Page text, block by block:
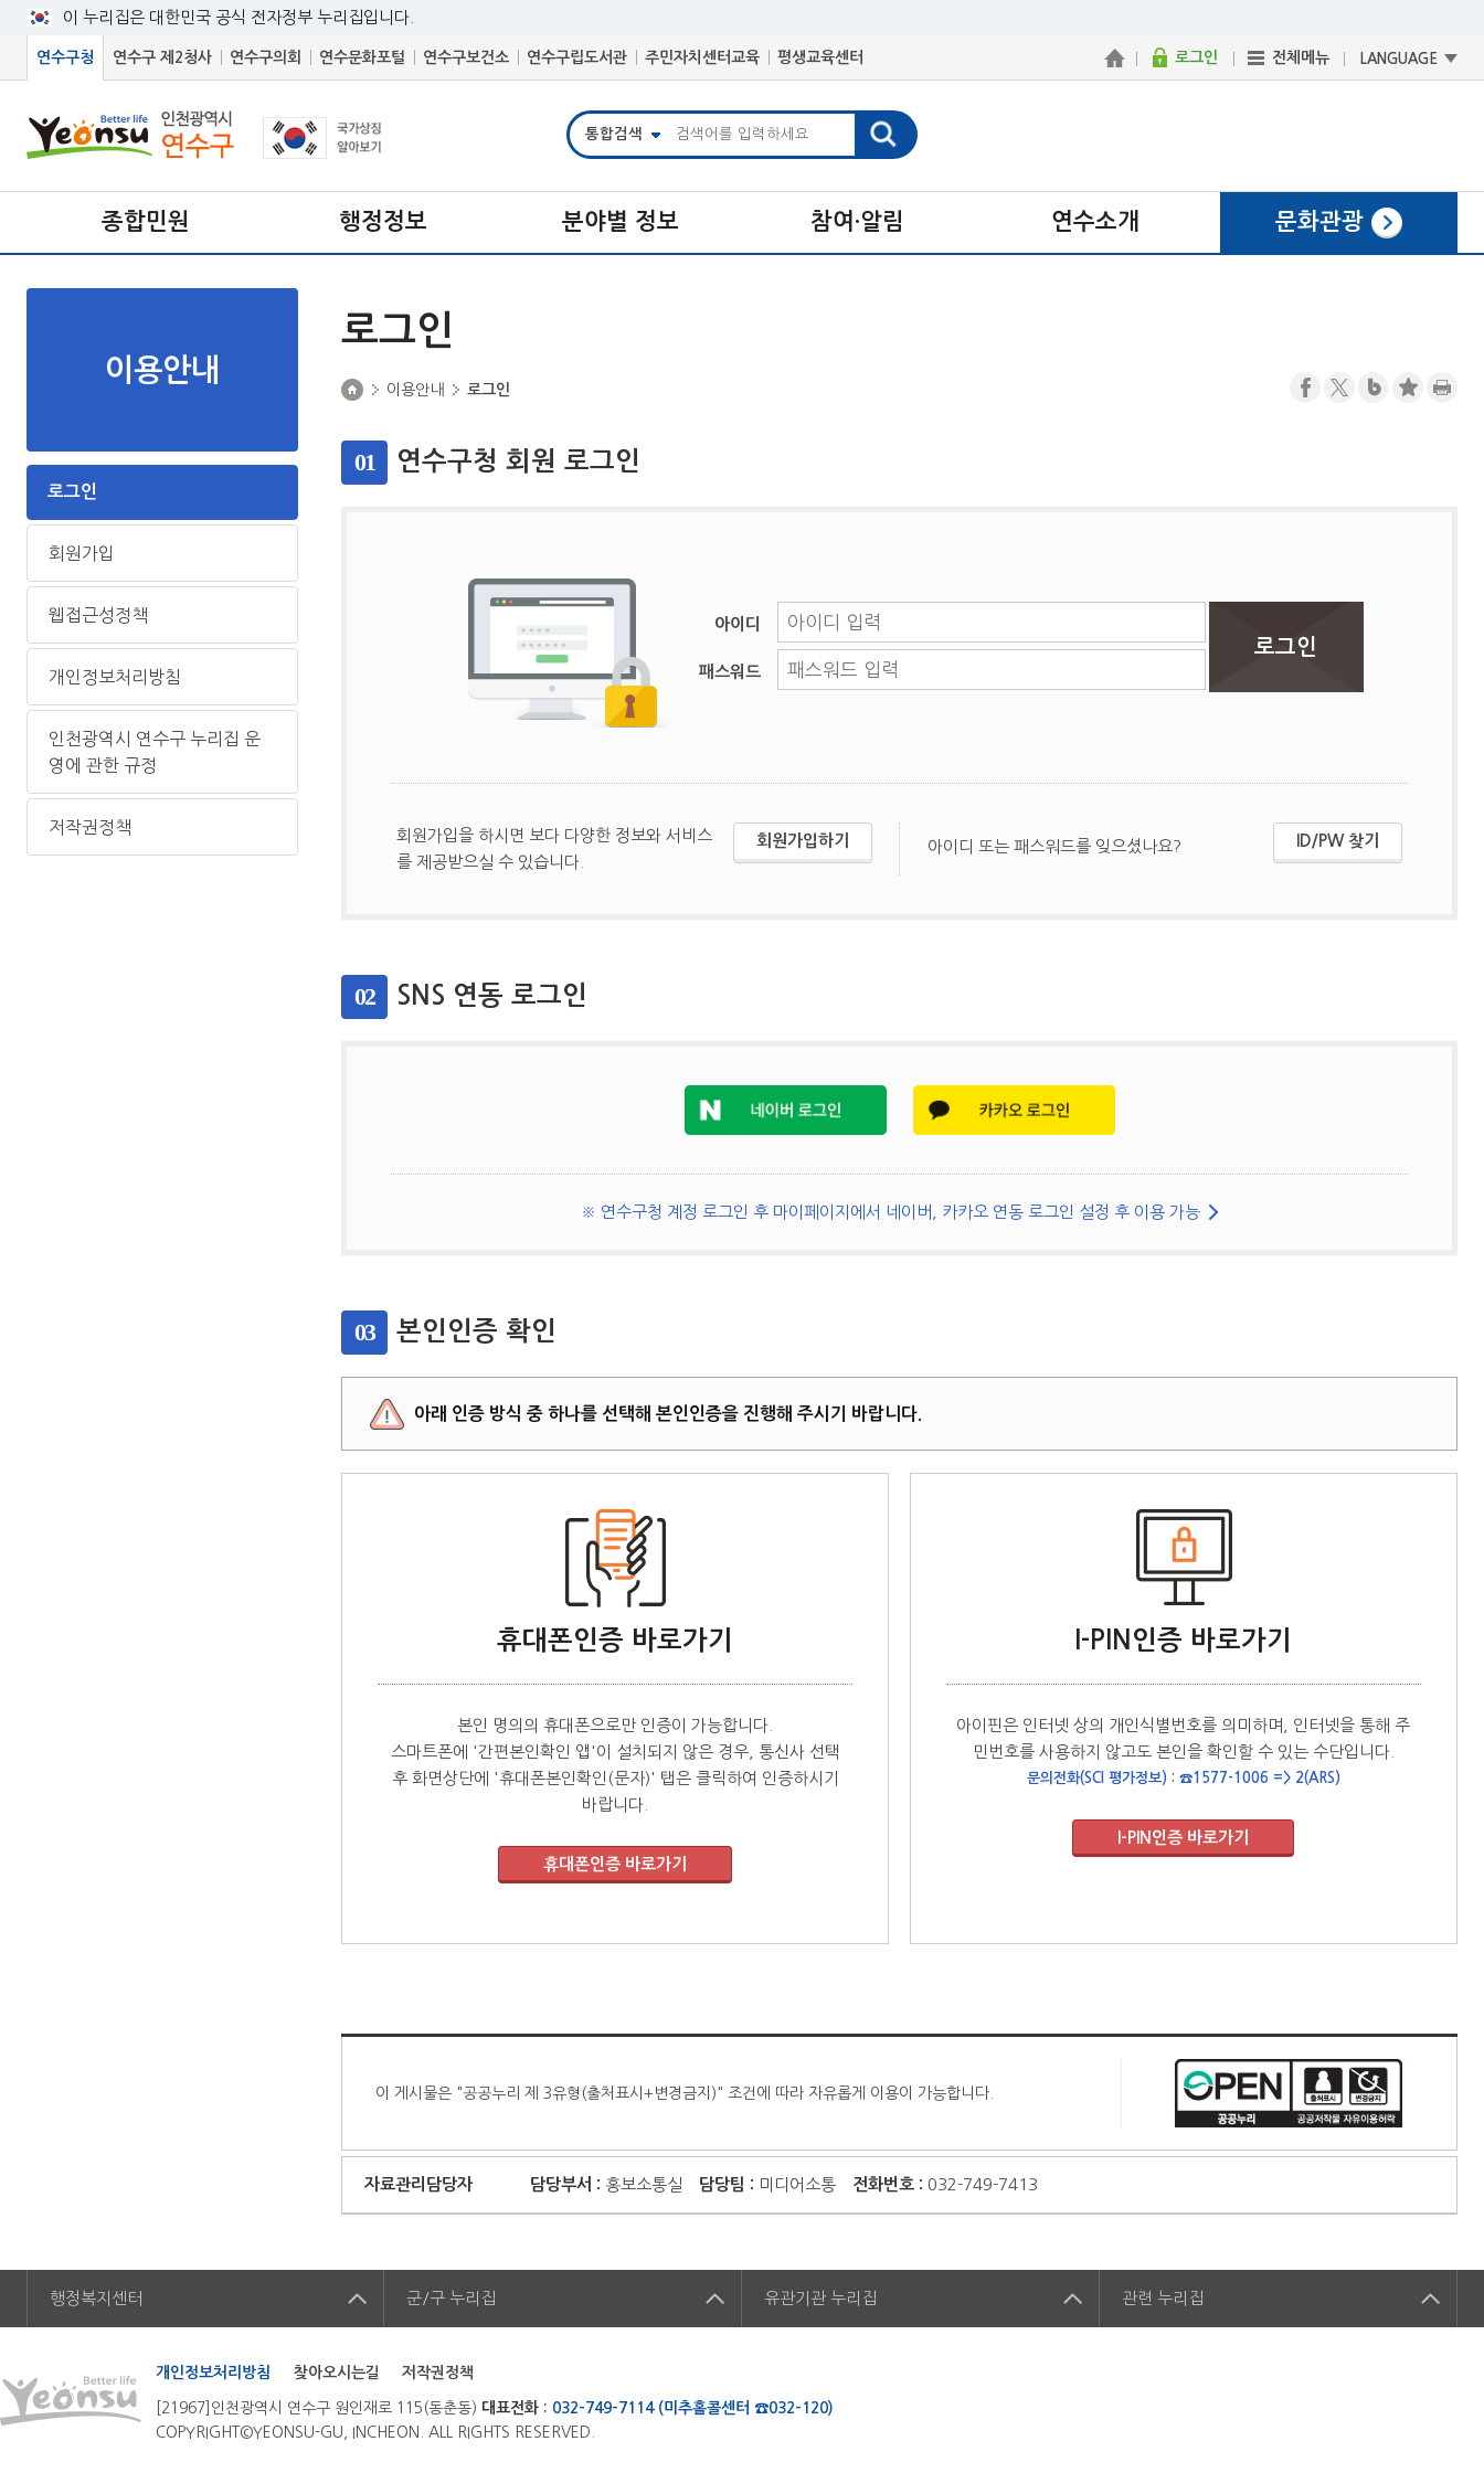
이 누리집은 대한민국 공식 전자정부 누리집입니다.
연수구청 연수구 제2청사 연수구의회 연수문화포털 연수구보건소 연수구립도서관 주민자치센터교육 평생교육센터 로그인 전체메뉴 LANGUAGE
종합민원 행정정보 분야별 정보 참여·알림 연수소개 문화관광
이용안내
로그인
회원가입
웹접근성정책
개인정보처리방침
인천광역시 연수구 누리집 운
영에 관한 규정
저작권정책
로그인
이용안내 로그인
01 연수구청 회원 로그인
아이디
패스워드
회원가입을 하시면 보다 다양한 정보와 서비스
를 제공받으실 수 있습니다.
회원가입하기 아이디 또는 패스워드를 잊으셨나요? ID/PW 찾기
02 SNS 연동 로그인
※ 연수구청 계정 로그인 후 마이페이지에서 네이버, 카카오 연동 로그인 설정 후 이용 가능
03 본인인증 확인
아래 인증 방식 중 하나를 선택해 본인인증을 진행해 주시기 바랍니다.
휴대폰인증 바로가기
본인 명의의 휴대폰으로만 인증이 가능합니다.
스마트폰에 '간편본인확인 앱'이 설치되지 않은 경우, 통신사 선택
후 화면상단에 '휴대폰본인확인(문자)' 탭은 클릭하여 인증하시기
바랍니다.
I-PIN인증 바로가기
아이핀은 인터넷 상의 개인식별번호를 의미하며, 인터넷을 통해 주
민번호를 사용하지 않고도 본인을 확인할 수 있는 수단입니다.
문의전화(SCI 평가정보) : ☎1577-1006 => 2(ARS)
이 게시물은 "공공누리 제 3유형(출처표시+변경금지)" 조건에 따라 자유롭게 이용이 가능합니다.
자료관리담당자 담당부서 : 홍보소통실 담당팀 : 미디어소통 전화번호 : 032-749-7413
행정복지센터 군/구 누리집 유관기관 누리집 관련 누리집
개인정보처리방침 찾아오시는길 저작권정책
[21967]인천광역시 연수구 원인재로 115(동춘동) 대표전화 : 032-749-7114 (미추홀콜센터 ☎032-120)
COPYRIGHT©YEONSU-GU, INCHEON. ALL RIGHTS RESERVED.